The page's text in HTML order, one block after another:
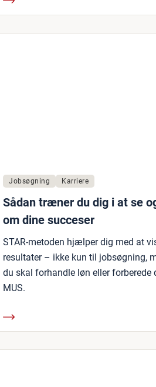
Jobsøgning Karriere
Sådan træner du dig i at se
om dine succeser
STAR-metoden hjælper dig med at
resultater – ikke kun til jobsøgning,
du skal forhandle løn eller
MUS.